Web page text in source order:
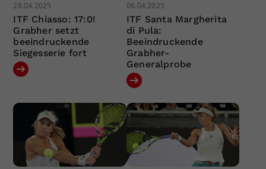
28.04.2025
ITF Chiasso: 17:0!
Grabher setzt
beeindruckende
Siegesserie fort
06.04.2025
ITF Santa Margherita
di Pula:
Beeindruckende
Grabher-
Generalprobe